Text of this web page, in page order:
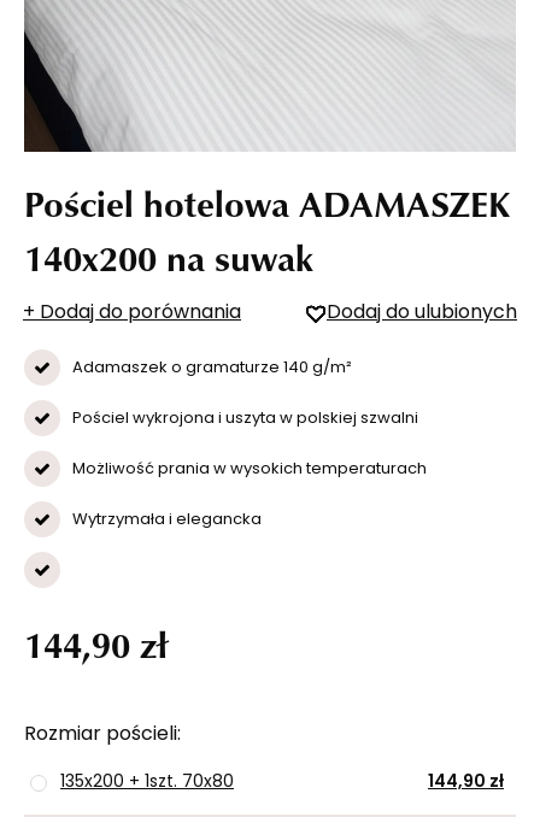
Pościel hotelowa ADAMASZEK
140x200 na suwak
+ Dodaj do porównania Dodaj do ulubionych
Adamaszek o gramaturze 140 g/m²
Pościel wykrojona i uszyta w polskiej szwalni
Możliwość prania w wysokich temperaturach
Wytrzymała i elegancka
Rozmiar pościeli
135x200 + 1szt. 70x80 144,90 zł
144,90 zł